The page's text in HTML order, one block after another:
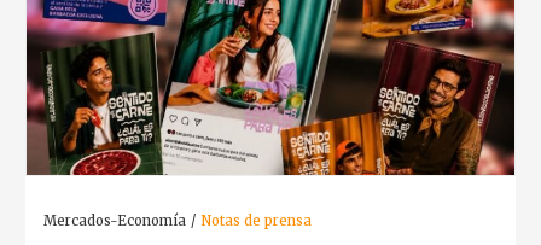
Mercados-Economía Notas de prensa